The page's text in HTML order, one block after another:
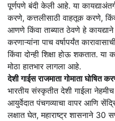
पूर्णपणे बंदी केली आहे. या
करणे, कत्तलीसाठी वाहतूक करणे,
आणणे किंवा ताब्यात ठेवणे हे
करणाऱ्यांना पाच वर्षापर्यंत
किंवा दोन्ही शिक्षा होऊ शकतात. या
मोठा हातभार लागला आहे.
देशी गाईस राजमाता गोमाता घोषित
भारतीय संस्कृतीत देशी गाईला
आयुर्वेदात पंचगव्याचा वापर आणि
लक्षात घेत, महाराष्ट्र शासनाने 30